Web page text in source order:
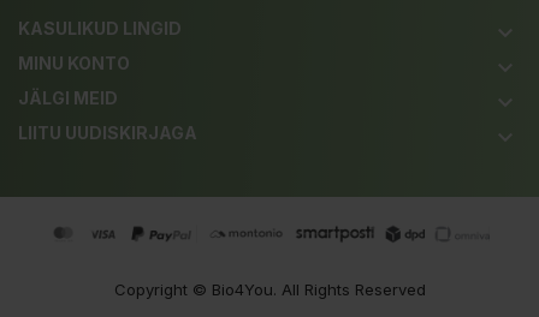
KASULIKUD LINGID
keyboard_arrow_down
MINU KONTO keyboard_arrow_down
JÄLGI MEID keyboard_arrow_down
LIITU UUDISKIRJAGA keyboard_arrow_down
Copyright © Bio4You. All Rights Reserved